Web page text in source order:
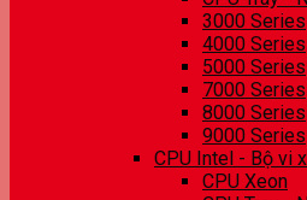
3000 Series
4000 Series
5000 Series
7000 Series
8000 Series
9000 Series
CPU Intel - Bộ vi
CPU Xeon